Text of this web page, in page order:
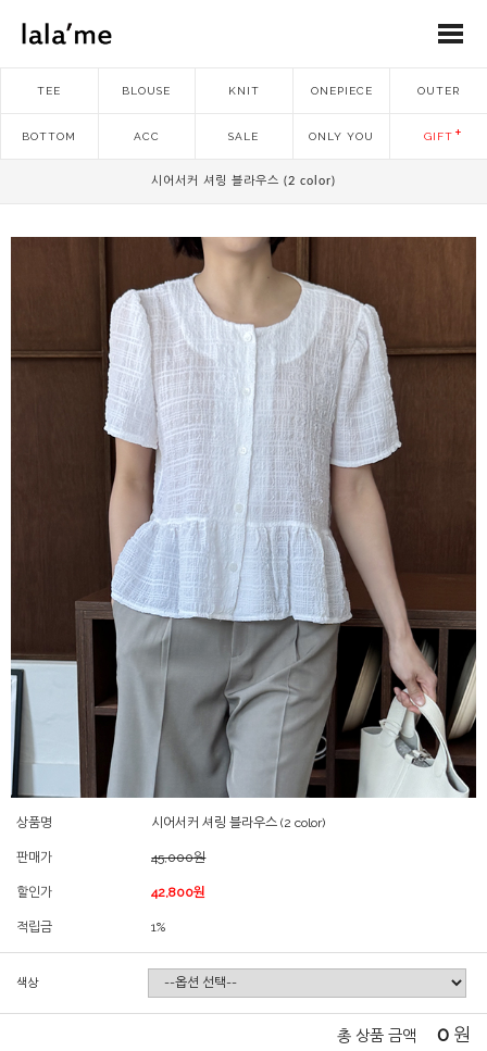
TEE BLOUSE KNIT ONEPIECE OUTER
BOTTOM ACC SALE ONLY YOU GIFT
시어서커 셔링 블라우스 (2 color)
상품명 시어서커 셔링 블라우스 (2 color)
판매가 45,000원
할인가 42,800원
적립금 1%
색상
총 상품 금액 0 원